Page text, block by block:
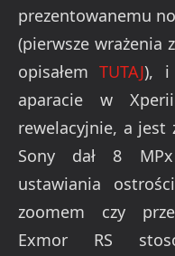
prezentowanemu
(pierwsze wrażenia
opisałemTUTAJ), i
aparacie w
rewelacyjnie, a jest
Sony dał 8
ustawiania
zoomem czy
Exmor RS